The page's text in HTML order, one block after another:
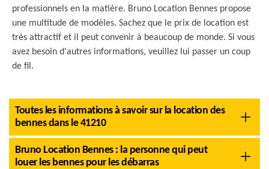
professionnels en la matière. Bruno Location Bennes propose
une multitude de modèles. Sachez que le prix de location est
très attractif et il peut convenir à beaucoup de monde. Si vous
avez besoin d'autres informations, veuillez lui passer un coup
de fil.
Toutes les informations à savoir sur la location des
bennes dans le 41210
Bruno Location Bennes : la personne qui peut
louer les bennes pour les débarras